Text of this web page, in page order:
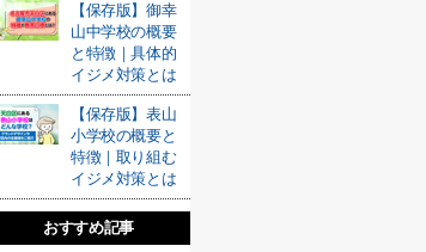
【保存版】御幸
山中学校の概要
と特徴｜具体的
イジメ対策とは
【保存版】表山
小学校の概要と
特徴｜取り組む
イジメ対策とは
おすすめ記事